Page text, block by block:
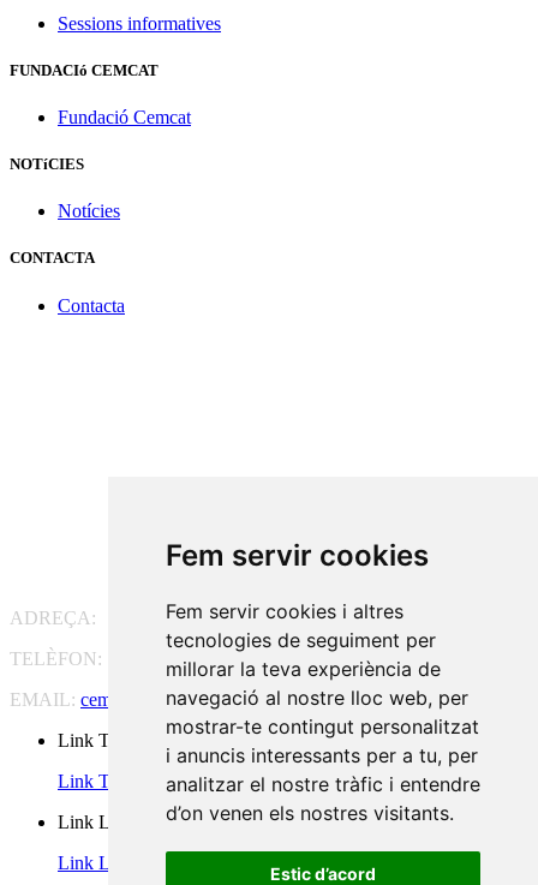
Fem servir cookies
Fem servir cookies i altres
tecnologies de seguiment per
millorar la teva experiència de
navegació al nostre lloc web, per
mostrar-te contingut personalitzat
i anuncis interessants per a tu, per
analitzar el nostre tràfic i entendre
d’on venen els nostres visitants.
Estic d’acord
Sessions informatives
FUNDACIó CEMCAT
Fundació Cemcat
NOTíCIES
Notícies
CONTACTA
Contacta
ADREÇA:
Pg. Vall d'Hebron, 119-129, 08035 Barcelona
TELÈFON:
93 175 15 55
EMAIL: cem-cat@cem-cat.org
Link Twitter
Link Twitter
Link Linkedin
Link Linkedin